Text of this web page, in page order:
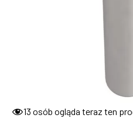
13 osób ogląda teraz ten